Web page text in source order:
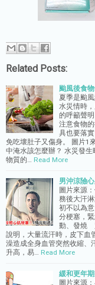
Related Posts:
颱風後食
夏季是颱
水災情時
的呼籲聲
注意食物
具也要落
免吃壞肚子又傷身。 圖片1
中淹水該怎麼辦？ 水災發
物質的…
Read More
男沖涼險
圖片來源
務後大汗
初不以為
分梗塞，
動、發燒
說明，大量流汗時，皮下血
澡造成全身血管突然收縮、
升高，易…
Read More
緩和更年
圖片來源